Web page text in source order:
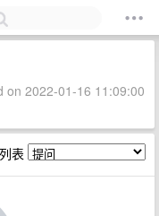
on 2022-01-16 11:09:00
表